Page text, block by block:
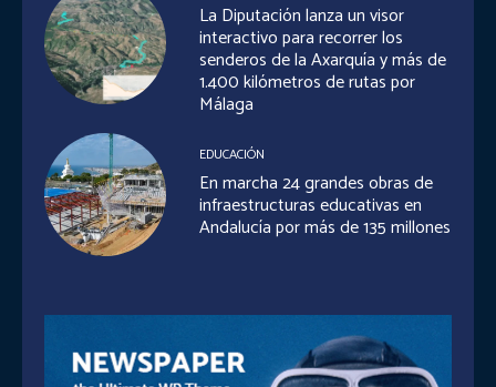
La Diputación lanza un visor
interactivo para recorrer los
senderos de la Axarquía y más de
1.400 kilómetros de rutas por
Málaga
EDUCACIÓN
En marcha 24 grandes obras de
infraestructuras educativas en
Andalucía por más de 135 millones